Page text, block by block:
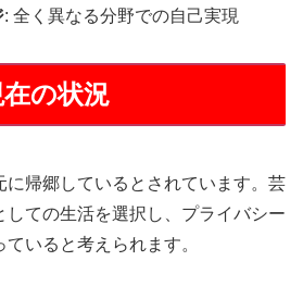
: 全く異なる分野での自己実現
の状況
に帰郷しているとされています。芸
しての生活を選択し、プライバシー
いると考えられます。